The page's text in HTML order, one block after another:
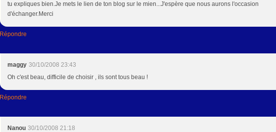
tu expliques bien.Je mets le lien de ton blog sur le mien...J'espère que nous aurons l'occasion
d'échanger.Merci
Répondre
maggy 30/10/2008 23:43
Oh c'est beau, difficile de choisir , ils sont tous beau !
Répondre
Nanou 30/10/2008 21:18